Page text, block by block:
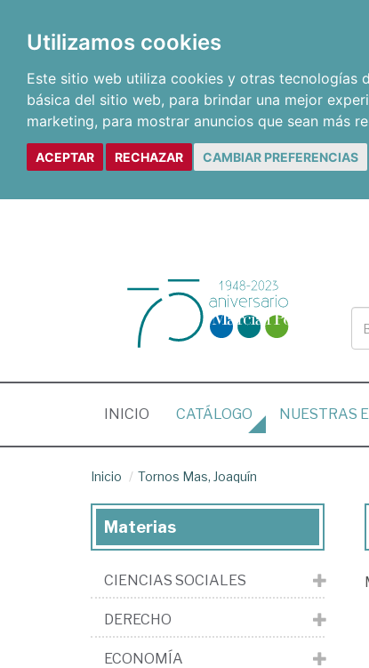
Utilizamos cookies
Este sitio web utiliza cookies y otras tecnologías
básica del sitio web, para brindar una mejor
marketing, para mostrar anuncios que sean más
ACEPTAR RECHAZAR CAMBIAR PREFERENCIAS
INICIO (CURRENT)
CATÁLOGO NUESTRAS
Inicio Tornos Mas, Joaquín
Materias
CIENCIAS SOCIALES
DERECHO
ECONOMÍA